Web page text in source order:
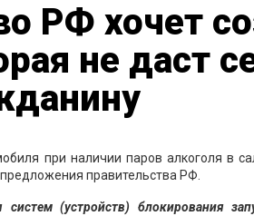
РФ хочет
не даст
при наличии паров алкоголя в
правительства РФ.
систем (устройств) блокирования